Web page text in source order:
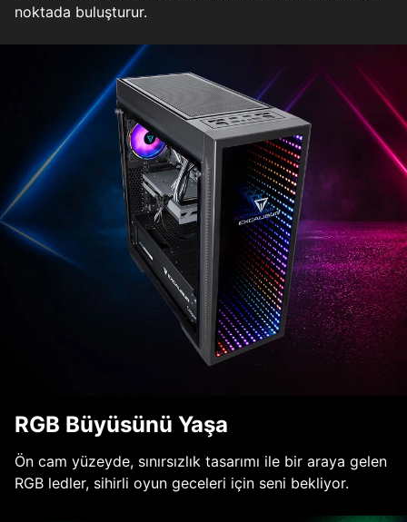
noktada buluşturur.
RGB Büyüsünü Yaşa
Ön cam yüzeyde, sınırsızlık tasarımı ile bir araya gelen
RGB ledler, sihirli oyun geceleri için seni bekliyor.